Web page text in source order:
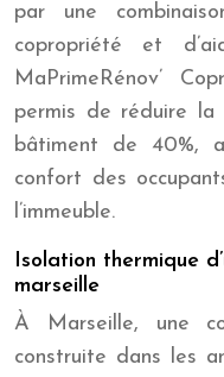
par une
copropriété et
MaPrimeRénov’
permis de réduire la
bâtiment de 40%,
confort des
l’immeuble.
Isolation thermique
marseille
À Marseille, une
construite dans les